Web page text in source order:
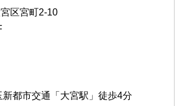
区宮町2-10
都市交通「大宮駅」徒歩4分